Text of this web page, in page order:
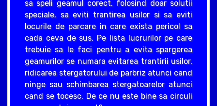
sa speli geamul corect, folosind doar solutii
speciale, sa eviti trantirea usilor si sa eviti
locurile de parcare in care exista pericol sa
cada ceva de sus. Pe lista lucrurilor pe care
trebuie sa le faci pentru a evita spargerea
geamurilor se numara evitarea trantirii usilor,
ridicarea stergatorului de parbriz atunci cand
ninge sau schimbarea stergatoarelor atunci
cand se tocesc. De ce nu este bine sa circuli